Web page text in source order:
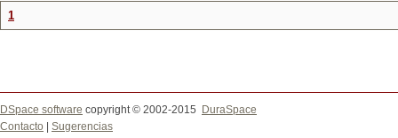
1
DSpace software copyright © 2002-2015
DuraSpace
Contacto
Sugerencias